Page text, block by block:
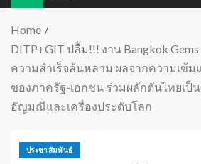
Home
DITP+GIT ปลื้ม!!! งาน Bangkok
ความสำเร็จล้นหลาม ผลจากความเข้ม
ของภาครัฐ-เอกชน ร่วมผลักดันไทยเป็
อัญมณีและเครื่องประดับโลก
ประชาสัมพันธ์